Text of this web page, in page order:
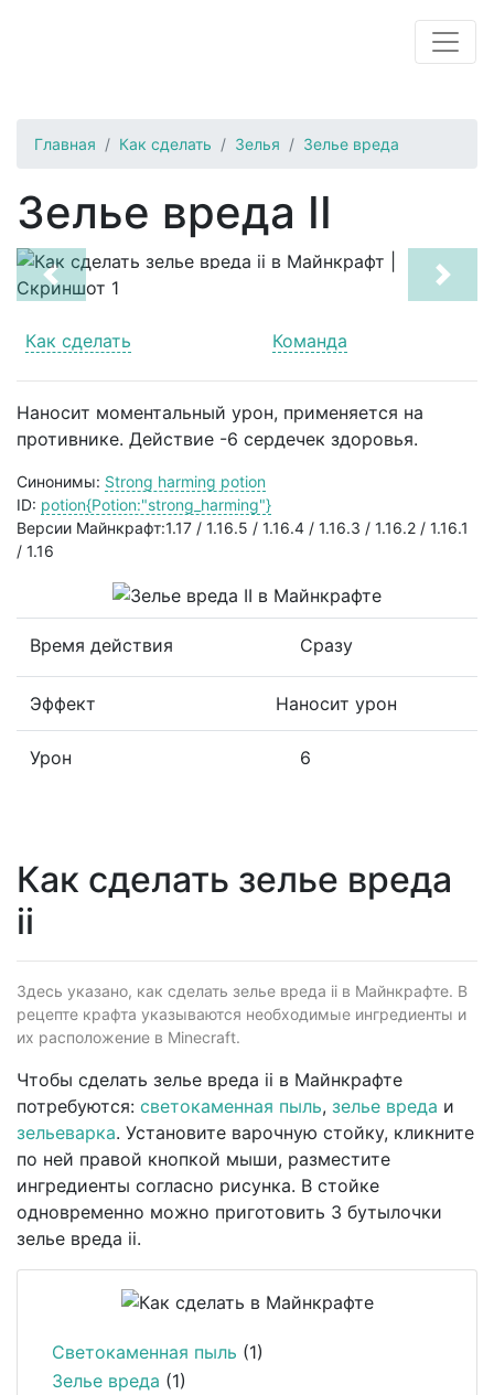
Главная Как сделать Зелья Зелье вреда
Зелье вреда II
Previous Next
Как сделать Команда
Наносит моментальный урон, применяется на
противнике. Действие -6 сердечек здоровья.
Синонимы: Strong harming potion
ID: potion{Potion:"strong_harming"}
Версии Майнкрафт:1.17 / 1.16.5 / 1.16.4 / 1.16.3 / 1.16.2 / 1.16.1
/ 1.16
Время действия Сразу
Эффект Наносит урон
Урон 6
Как сделать зелье вреда
ii
Здесь указано, как сделать зелье вреда ii в Майнкрафте. В
рецепте крафта указываются необходимые ингредиенты и
их расположение в Minecraft.
Чтобы сделать зелье вреда ii в Майнкрафте
потребуются: светокаменная пыль, зелье вреда и
зельеварка. Установите варочную стойку, кликните
по ней правой кнопкой мыши, разместите
ингредиенты согласно рисунка. В стойке
одновременно можно приготовить 3 бутылочки
зелье вреда ii.
Светокаменная пыль (1)
Зелье вреда (1)